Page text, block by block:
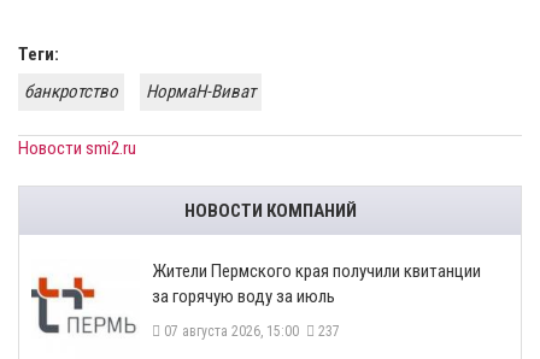
Теги:
банкротство
НормаН-Виват
Новости smi2.ru
НОВОСТИ КОМПАНИЙ
​Жители Пермского края получили квитанции
за горячую воду за июль
07 августа 2026, 15:00 237